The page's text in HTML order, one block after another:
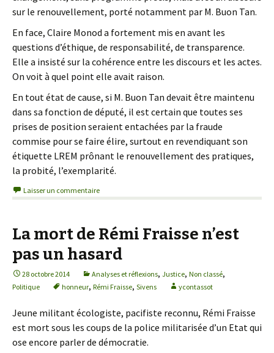
sur le renouvellement, porté notamment par M. Buon Tan.
En face, Claire Monod a fortement mis en avant les
questions d’éthique, de responsabilité, de transparence.
Elle a insisté sur la cohérence entre les discours et les actes.
On voit à quel point elle avait raison.
En tout état de cause, si M. Buon Tan devait être maintenu
dans sa fonction de député, il est certain que toutes ses
prises de position seraient entachées par la fraude
commise pour se faire élire, surtout en revendiquant son
étiquette LREM prônant le renouvellement des pratiques,
la probité, l’exemplarité.
Laisser un commentaire
La mort de Rémi Fraisse n’est
pas un hasard
28 octobre 2014 Analyses et réflexions, Justice, Non classé,
Politique honneur, Rémi Fraisse, Sivens ycontassot
Jeune militant écologiste, pacifiste reconnu, Rémi Fraisse
est mort sous les coups de la police militarisée d’un Etat qui
ose encore parler de démocratie.